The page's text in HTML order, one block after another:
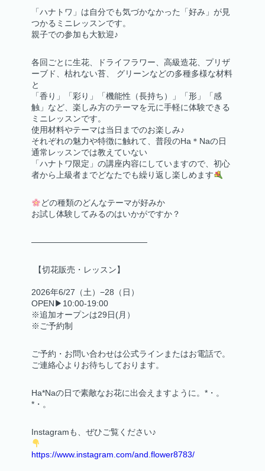
「ハナトワ」は自分でも気づかなかった「好み」が見
つかるミニレッスンです。
親子での参加も大歓迎♪
各回ごとに生花、ドライフラワー、高級造花、プリザ
ーブド、枯れない苔、 グリーンなどの多種多様な材料
と
「香り」「彩り」「機能性（長持ち）」「形」「感
触」など、楽しみ方のテーマを元に手軽に体験できる
ミニレッスンです。
使用材料やテーマは当日までのお楽しみ♪
それぞれの魅力や特徴に触れて、普段のHa＊Naの日
通常レッスンでは教えていない
「ハナトワ限定」の講座内容にしていますので、初心
者から上級者までどなたでも繰り返し楽しめます
どの種類のどんなテーマが好みか
お試し体験してみるのはいかがですか？
——————————————
【切花販売・レッスン】
2026年6/27（土）−28（日）
OPEN▶10:00-19:00
※追加オープンは29日(月）
※ご予約制
ご予約・お問い合わせは公式ラインまたはお電話で。
ご連絡心よりお待ちしております。
Ha*Naの日で素敵なお花に出会えますように。*・。
*・。
Instagramも、ぜひご覧ください♪
https://www.instagram.com/and.flower8783/